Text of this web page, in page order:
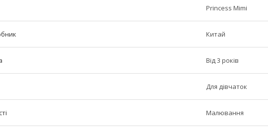
Princess Mimi
Китай
Від 3 років
Для дівчаток
Малювання